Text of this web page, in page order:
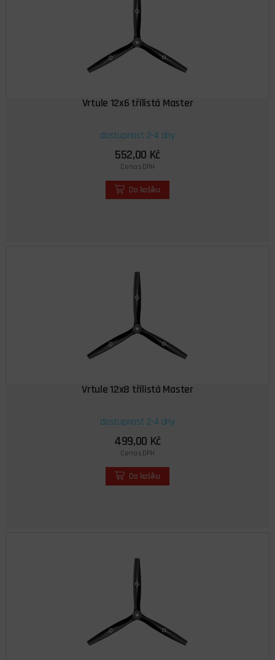
Vrtule 12x6 třílistá Master
dostupnost 2-4 dny
552,00 Kč
Cena s DPH
Do košíku
Vrtule 12x8 třílistá Master
dostupnost 2-4 dny
499,00 Kč
Cena s DPH
Do košíku